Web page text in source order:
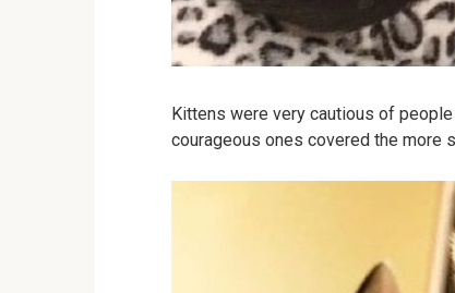
Kittens were very cautious of
courageous ones covered the more